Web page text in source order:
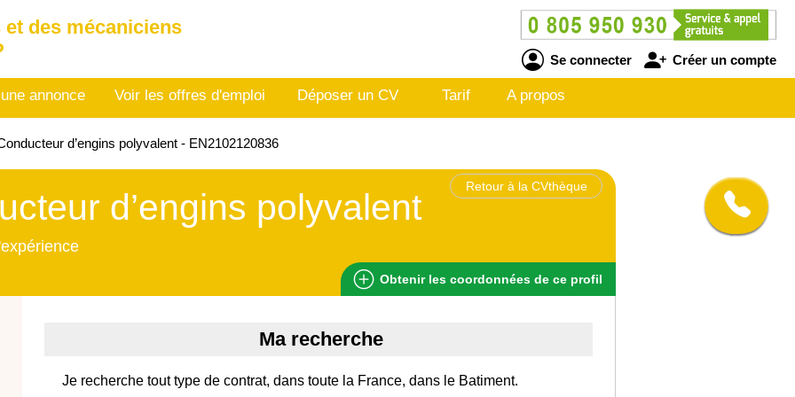
des mécaniciens
Se connecter Créer un compte
annonce Voir les offres d'emploi Déposer un CV Tarif A propos
d’engins polyvalent - EN2102120836
Retour à la CVthèque
d’engins polyvalent
Obtenir les coordonnées de ce profil
Ma recherche
Je recherche tout type de contrat, dans toute la France, dans le Batiment.